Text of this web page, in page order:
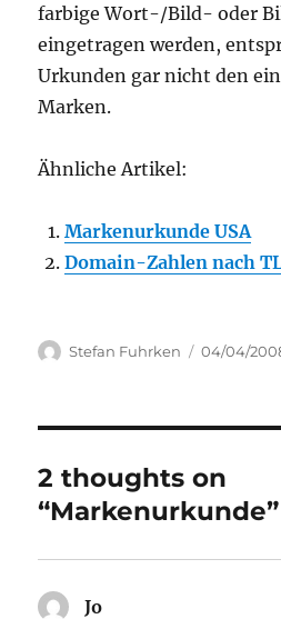
farbige Wort-/Bild- oder
eingetragen werden,
Urkunden gar nicht den
Marken.
Ähnliche Artikel:
Markenurkunde USA
Domain-Zahlen nach
Author
Stefan Fuhrken
Posted
04/04/
2 thoughts on
“Markenurkunde”
Jo